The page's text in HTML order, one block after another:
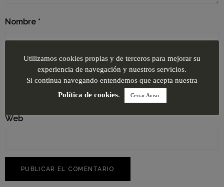
Nombre *
Correo electrónico*
Web
Utilizamos cookies propias y de terceros para mejorar su
experiencia de navegación y nuestros servicios.
Si continua navegando entendemos que acepta nuestra
Política de cookies. Cerrar Aviso.